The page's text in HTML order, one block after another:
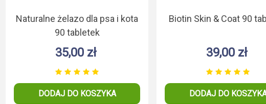
dla psa i kota 200g
kota
Naturalne żelazo dla psa i kota
90 tabletek
35,00 zł
DODAJ DO KOSZYKA
Biotin Skin & Coat 90
39,00 zł
DODAJ DO